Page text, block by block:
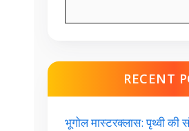
RECENT
भूगोल मास्टरक्लास: पृथ्वी की